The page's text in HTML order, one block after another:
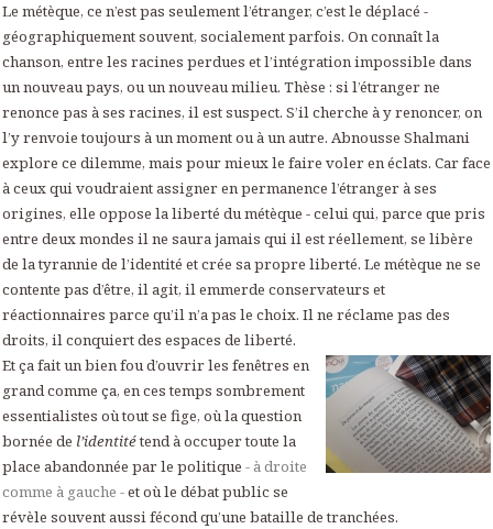
Le métèque, ce n’est pas seulement l’étranger, c’est le déplacé -
géographiquement souvent, socialement parfois. On connaît la
chanson, entre les racines perdues et l’intégration impossible dans
un nouveau pays, ou un nouveau milieu. Thèse : si l’étranger ne
renonce pas à ses racines, il est suspect. S’il cherche à y renoncer, on
l’y renvoie toujours à un moment ou à un autre. Abnousse Shalmani
explore ce dilemme, mais pour mieux le faire voler en éclats. Car face
à ceux qui voudraient assigner en permanence l’étranger à ses
origines, elle oppose la liberté du métèque - celui qui, parce que pris
entre deux mondes il ne saura jamais qui il est réellement, se libère
de la tyrannie de l’identité et crée sa propre liberté. Le métèque ne se
contente pas d’être, il agit, il emmerde conservateurs et
réactionnaires parce qu’il n’a pas le choix. Il ne réclame pas des
droits, il conquiert des espaces de liberté.
Et ça fait un bien fou d’ouvrir les fenêtres en
grand comme ça, en ces temps sombrement
essentialistes où tout se fige, où la question
bornée de l’identitétend à occuper toute la
place abandonnée par le politique - à droite
comme à gauche -et où le débat public se
révèle souvent aussi fécond qu’une bataille de tranchées.